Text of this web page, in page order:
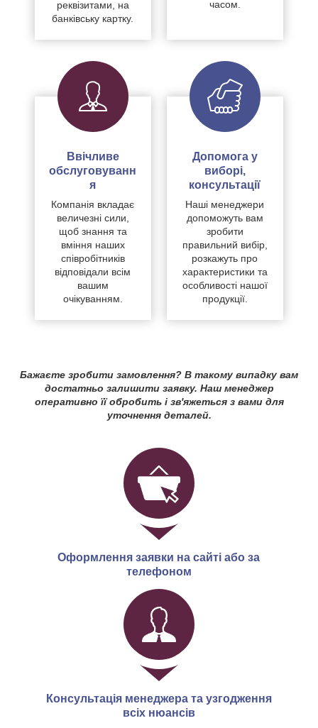
реквізитами, на
банківську картку.
часом.
Ввічливе
обслуговуванн
я
Компанія вкладає
величезні сили,
щоб знання та
вміння наших
співробітників
відповідали всім
вашим
очікуванням.
Допомога у
виборі,
консультації
Наші менеджери
допоможуть вам
зробити
правильний вибір,
розкажуть про
характеристики та
особливості нашої
продукції.
Бажаєте зробити замовлення? В такому випадку вам
достатньо залишити заявку. Наш менеджер
оперативно її обробить і зв'яжеться з вами для
уточнення деталей.
Оформлення заявки на сайті або за
телефоном
Консультація менеджера та узгодження
всіх нюансів